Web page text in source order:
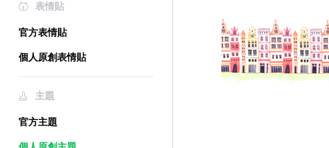
表情貼
官方表情貼
個人原創表情貼
主題
官方主題